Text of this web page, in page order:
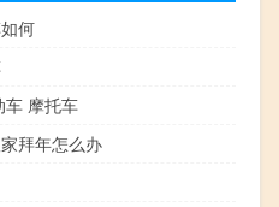
何
车 摩托车
拜年怎么办